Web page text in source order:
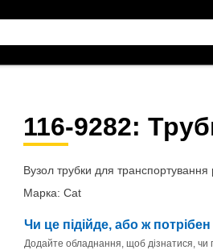
116-9282:
Вузол трубки для транспортування
Марка: Cat
Чи це підійде, або ж
Додайте обладнання, щоб дізнатися, чи